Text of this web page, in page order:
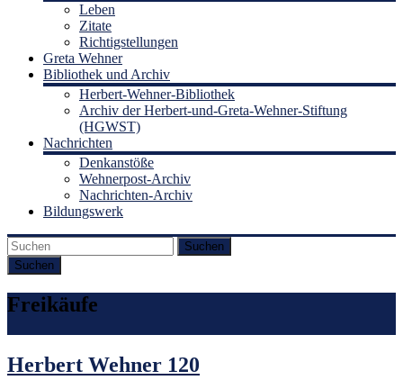
Leben
Zitate
Richtigstellungen
Greta Wehner
Bibliothek und Archiv
Herbert-Wehner-Bibliothek
Archiv der Herbert-und-Greta-Wehner-Stiftung
(HGWST)
Nachrichten
Denkanstöße
Wehnerpost-Archiv
Nachrichten-Archiv
Bildungswerk
Suchen
Freikäufe
Herbert Wehner 120